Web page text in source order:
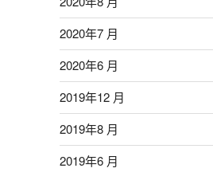
2020年7 月
2020年6 月
2019年12 月
2019年8 月
2019年6 月